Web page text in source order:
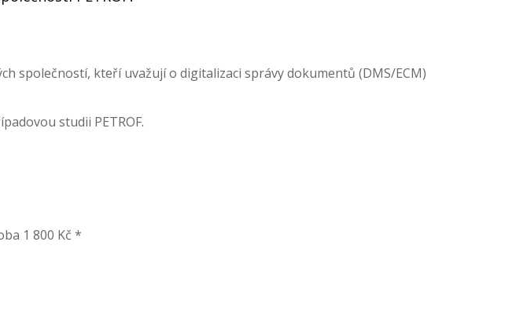
společností, kteří uvažují o digitalizaci správy dokumentů (DMS/ECM)
studii PETROF.
1 800 Kč *